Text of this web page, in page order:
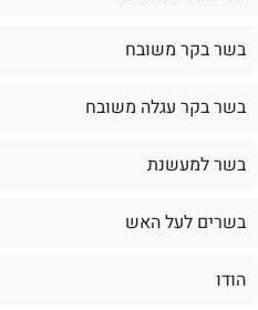
בשר בקר משובח
בשר בקר עגלה משובח
בשר למעשנת
בשרים לעל האש
הודו